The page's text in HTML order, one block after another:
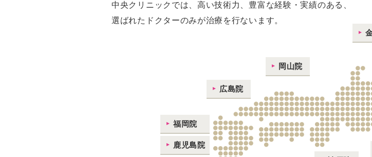
中央クリニックでは、高い技術力、豊富な経験・実績のある、
選ばれたドクターのみが治療を行ないます。
岡山院
広島院
福岡院
鹿児島院